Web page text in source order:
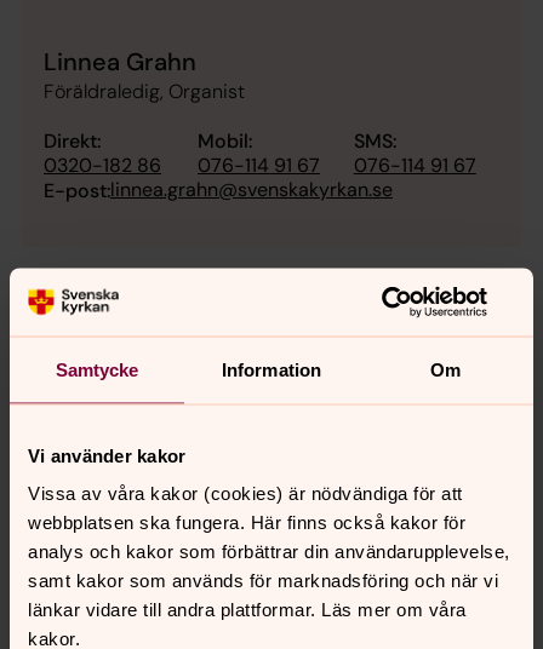
Samtycke Information Om
Vi använder kakor
Vissa av våra kakor (cookies) är nödvändiga för att
webbplatsen ska fungera. Här finns också kakor för
analys och kakor som förbättrar din användarupplevelse,
samt kakor som används för marknadsföring och när vi
länkar vidare till andra plattformar. Läs mer om våra
kakor.
Linnea Grahn
Föräldraledig, Organist
Direkt:
0320-182 86
Mobil:
076-114 91 67
SMS:
076-114 91 67
E-post:linnea.grahn@svenskakyrkan.se